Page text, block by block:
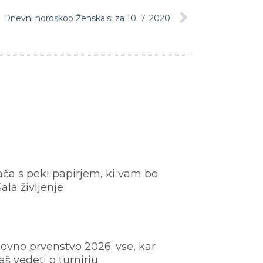
Dnevni horoskop Ženska.si za 10. 7. 2020
s peki papirjem, ki vam bo
življenje
prvenstvo 2026: vse, kar
vedeti o turnirju